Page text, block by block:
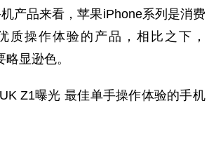
产品来看，苹果iPhone系列是消费
质操作体验的产品，相比之下，
显逊色。